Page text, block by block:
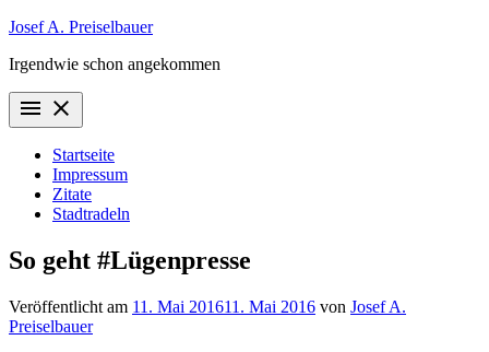
Zum
springen
Josef A. Preiselbauer
Irgendwie schon angekommen
menu close
Startseite
Impressum
Zitate
Stadtradeln
So geht #Lügenpresse
Veröffentlicht am 11. Mai 201611. Mai 2016 von Josef A.
Preiselbauer